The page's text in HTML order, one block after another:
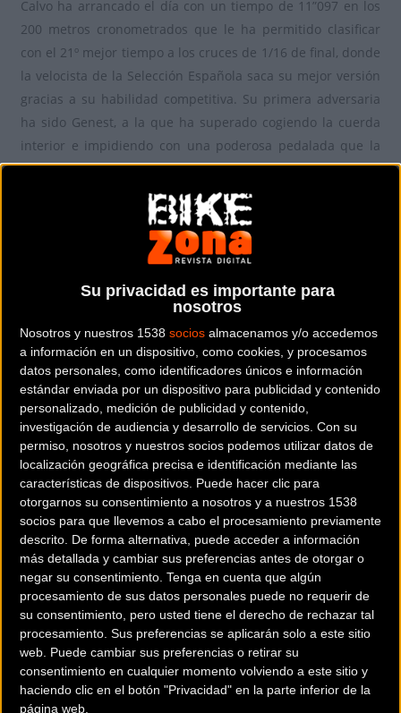
Su privacidad es importante para
nosotros
Nosotros y nuestros 1538 socios almacenamos y/o accedemos
a información en un dispositivo, como cookies, y procesamos
datos personales, como identificadores únicos e información
estándar enviada por un dispositivo para publicidad y contenido
personalizado, medición de publicidad y contenido,
investigación de audiencia y desarrollo de servicios. Con su
permiso, nosotros y nuestros socios podemos utilizar datos de
localización geográfica precisa e identificación mediante las
características de dispositivos. Puede hacer clic para
otorgarnos su consentimiento a nosotros y a nuestros 1538
socios para que llevemos a cabo el procesamiento previamente
descrito. De forma alternativa, puede acceder a información
más detallada y cambiar sus preferencias antes de otorgar o
negar su consentimiento. Tenga en cuenta que algún
procesamiento de sus datos personales puede no requerir de
su consentimiento, pero usted tiene el derecho de rechazar tal
procesamiento. Sus preferencias se aplicarán solo a este sitio
web. Puede cambiar sus preferencias o retirar su
consentimiento en cualquier momento volviendo a este sitio y
haciendo clic en el botón "Privacidad" en la parte inferior de la
página web.
Calvo ha arrancado el día con un tiempo de 11”097 en los
200 metros cronometrados que le ha permitido clasificar
con el 21º mejor tiempo a los cruces de 1/16 de final, donde
la velocista de la Selección Española saca su mejor versión
gracias a su habilidad competitiva. Su primera adversaria
ha sido Genest, a la que ha superado cogiendo la cuerda
interior e impidiendo con una poderosa pedalada que la
canadiense remontara por fuera.
En 1/8 de final esperaba la rusa Shmeleva, que ha
terminado siendo relegada después de que se saliera de la
línea de sprint en el instante en el que Tania Calvo lanzaba
del mundo, la vitoriana ha encarado sin presión el
enfrentamiento con la alemana Friedrich, que ha impuesto
su explosividad en las dos primeras mangas para asegurar
su presencia en la semifinal. “Este resultado me deja un
muy buen sabor de boca después de haber empezado el
día con un tiempo en el 200 que me había dejado más
atrás. Y conforme ha ido pasando el día y las series me he
ido encontrando bastante bien hasta alcanzar el top 8”,
explica una exhultante Tania Calvo, que recalcaba que “en
los cruces entra en juego también la faceta táctica. Creo
que he corrido muy bien, he realizado buenos movimientos
y estoy muy satisfecha en líneas generales con mi
actuación de hoy”.
Juan Peralta, por su parte, ha tenido menos suerte y tras
finalizar tercero en su manga de primera ronda, en la que
se ha enfrentado a Eilers, Wakimoto, Sahrom y Dawkins, ha
tenido que jugarse su participación en la repesca. En un